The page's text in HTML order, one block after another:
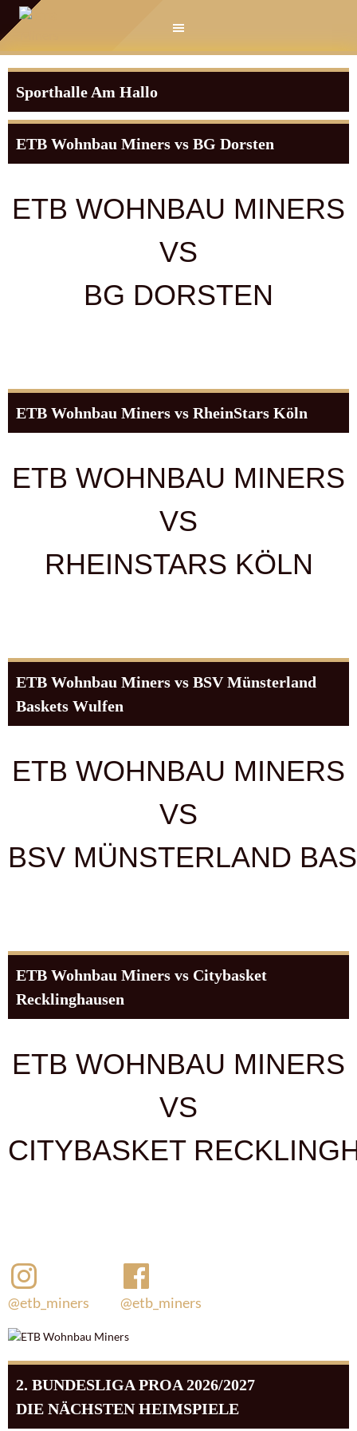
Springe
zum
Sporthalle Am Hallo
ETB Wohnbau Miners vs BG Dorsten
ETB WOHNBAU MINERS
VS
BG DORSTEN
ETB Wohnbau Miners vs RheinStars Köln
ETB WOHNBAU MINERS
VS
RHEINSTARS KÖLN
ETB Wohnbau Miners vs BSV Münsterland
Baskets Wulfen
ETB WOHNBAU MINERS
VS
BSV MÜNSTERLAND
ETB Wohnbau Miners vs Citybasket
Recklinghausen
ETB WOHNBAU MINERS
VS
CITYBASKET
@etb_miners @etb_miners
2. BUNDESLIGA PROA 2026/2027
DIE NÄCHSTEN HEIMSPIELE